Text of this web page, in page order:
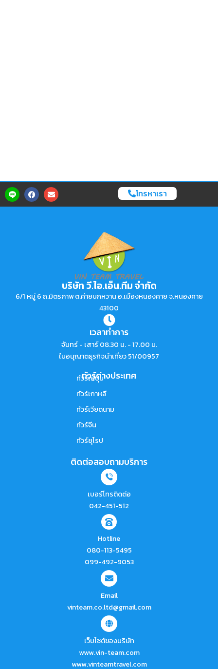
โทรหาเรา
บริษัท วี.ไอ.เอ็น.ทีม จำกัด
6/1 หมู่ 6 ถ.มิตรภาพ ต.ค่ายบกหวาน อ.เมืองหนองคาย จ.หนองคาย
43100
เวลาทำการ
จันทร์ - เสาร์ 08.30 น. - 17.00 น.
ใบอนุญาตธุรกิจนำเที่ยว 51/00957
ทัวร์ต่างประเทศ
ทัวร์ญี่ปุ่น
ทัวร์เกาหลี
ทัวร์เวียดนาม
ทัวร์จีน
ทัวร์ยุโรป
ติดต่อสอบถามบริการ
เบอร์โทรติดต่อ
042-451-512
Hotline
080-113-5495
099-492-9053
Email
vinteam.co.ltd@gmail.com
เว็บไซต์ของบริษัท
www.vin-team.com
www.vinteamtravel.com